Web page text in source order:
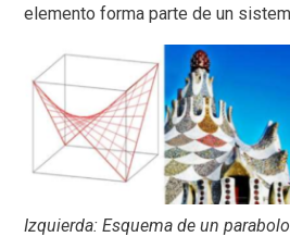
elemento forma parte de un
Izquierda: Esquema de un